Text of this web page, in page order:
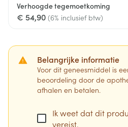
Verhoogde tegemoetkoming
€ 54,90 (6% inclusief btw)
Belangrijke informatie
Voor dit geneesmiddel is
beoordeling door de
afhalen en betalen.
Ik weet dat dit
vereist.